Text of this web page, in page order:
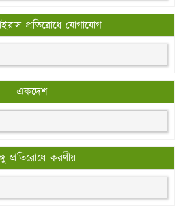
প্রতিরোধে যোগাযোগ
একদেশ
প্রতিরোধে করণীয়